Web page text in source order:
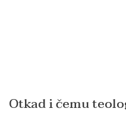
Otkad i čemu